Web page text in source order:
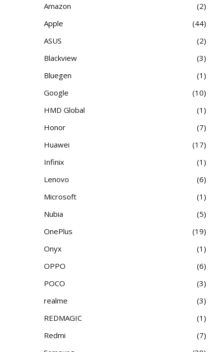
Amazon
2
Apple
44
ASUS
2
Blackview
3
Bluegen
1
Google
10
HMD Global
1
Honor
7
Huawei
17
Infinix
1
Lenovo
6
Microsoft
1
Nubia
5
OnePlus
19
Onyx
1
OPPO
6
POCO
3
realme
3
REDMAGIC
1
Redmi
7